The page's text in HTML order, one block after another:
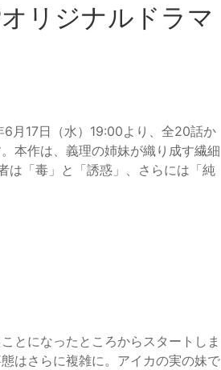
リジナルドラマ
月17日（水）19:00より、全20話か
本作は、義理の姉妹が織り成す繊細
は「毒」と「誘惑」、さらには「純
とになったところからスタートしま
はさらに複雑に。アイカの実の妹で